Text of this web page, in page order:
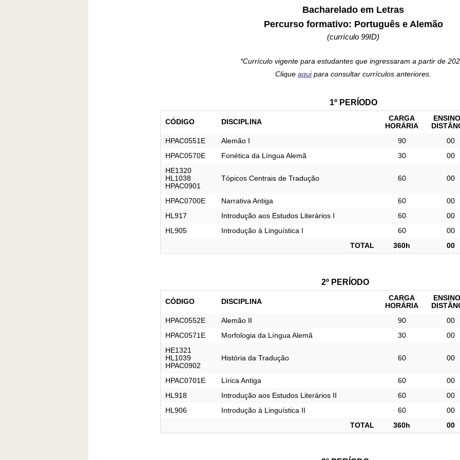
Bacharelado em Letras
Percurso formativo: Português e Alemão
(currículo 99ID)
*Currículo vigente para estudantes que ingressaram a partir de
Clique aquipara consultar currículos anteriores.
1º PERÍODO
CÓDIGO DISCIPLINA
CARGA
HORÁRIA
HPAC0551E
Alemão I 90
00
HPAC0570E
Fonética da Língua Alemã 30
00
HE1320
HL1038
HPAC0901
Tópicos Centrais de Tradução 60 00
HPAC0700E Narrativa Antiga 60
00
HL917
Introdução aos Estudos Literários I 60
00
HL905
Introdução à Linguística I 60
00
TOTAL
360h 00
2º PERÍODO
CÓDIGO DISCIPLINA
CARGA
HORÁRIA
HPAC0552E
Alemão II 90
00
HPAC0571E
Morfologia da Língua Alemã 30
00
HE1321
HL1039
HPAC0902
História da Tradução 60 00
HPAC0701E Lírica Antiga 60
00
HL918
Introdução aos Estudos Literários II 60
00
HL906
Introdução à Linguística II 60
00
TOTAL
360h 00